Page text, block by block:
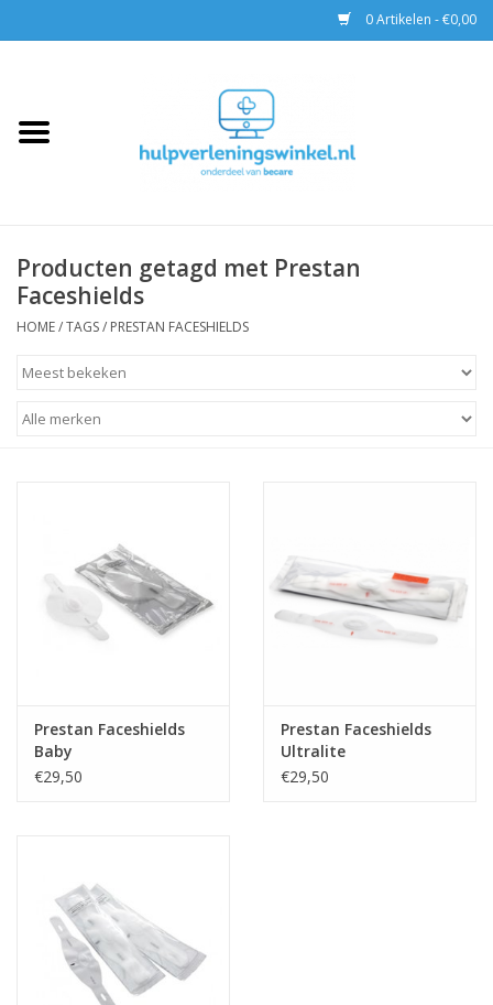
0 Artikelen - €0,00
EHBO
Trainingen
Producten getagd met Prestan
Faceshields
HOME/TAGS/ PRESTAN FACESHIELDS
Prestan Faceshields
Baby
€29,50
Prestan Faceshields
Ultralite
€29,50